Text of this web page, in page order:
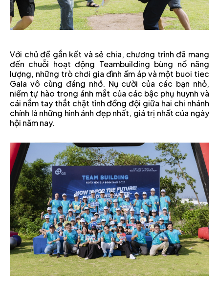
Với chủ đề gắn kết và sẻ chia, chương trình đã mang
đến chuỗi hoạt động Teambuilding bùng nổ năng
lượng, những trò chơi gia đình ấm áp và một buoi tiec
Gala vô cùng đáng nhớ. Nụ cười của các bạn nhỏ,
niềm tự hào trong ánh mắt của các bậc phụ huynh và
cái nắm tay thắt chặt tình đồng đội giữa hai chi nhánh
chính là những hình ảnh đẹp nhất, giá trị nhất của ngày
hội năm nay.